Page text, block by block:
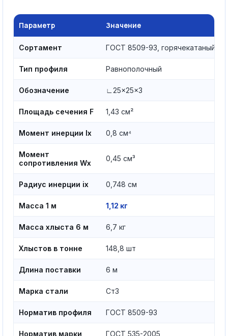
Параметр Значение
Сортамент ГОСТ 8509-93, горячекатаный
Тип профиля Равнополочный
Обозначение ∟25×25×3
Площадь сечения F 1,43 см²
Момент инерции Ix 0,8 см⁴
Момент
сопротивления Wx
0,45 см³
Радиус инерции ix 0,748 см
Масса 1 м 1,12 кг
Масса хлыста 6 м 6,7 кг
Хлыстов в тонне 148,8 шт
Длина поставки 6 м
Марка стали Ст3
Норматив профиля ГОСТ 8509-93
Норматив марки ГОСТ 535-2005